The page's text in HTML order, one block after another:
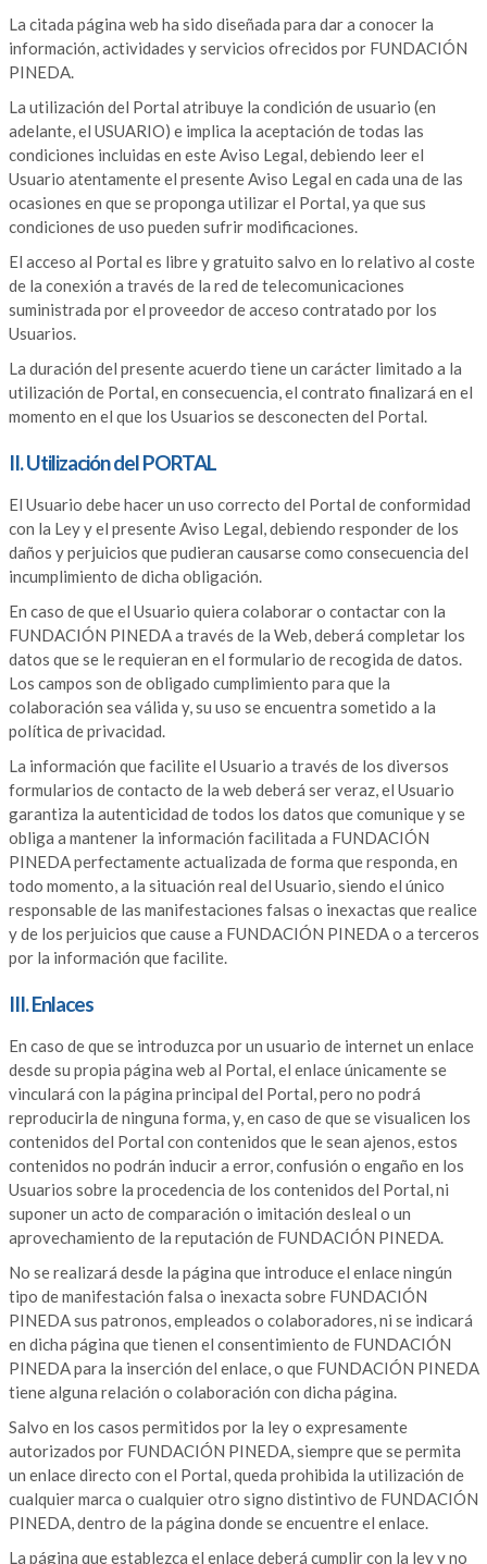
La citada página web ha sido diseñada para dar a conocer la
información, actividades y servicios ofrecidos por FUNDACIÓN
PINEDA.
La utilización del Portal atribuye la condición de usuario (en
adelante, el USUARIO) e implica la aceptación de todas las
condiciones incluidas en este Aviso Legal, debiendo leer el
Usuario atentamente el presente Aviso Legal en cada una de las
ocasiones en que se proponga utilizar el Portal, ya que sus
condiciones de uso pueden sufrir modificaciones.
El acceso al Portal es libre y gratuito salvo en lo relativo al coste
de la conexión a través de la red de telecomunicaciones
suministrada por el proveedor de acceso contratado por los
Usuarios.
La duración del presente acuerdo tiene un carácter limitado a la
utilización de Portal, en consecuencia, el contrato finalizará en el
momento en el que los Usuarios se desconecten del Portal.
II. Utilización del PORTAL
El Usuario debe hacer un uso correcto del Portal de conformidad
con la Ley y el presente Aviso Legal, debiendo responder de los
daños y perjuicios que pudieran causarse como consecuencia del
incumplimiento de dicha obligación.
En caso de que el Usuario quiera colaborar o contactar con la
FUNDACIÓN PINEDA a través de la Web, deberá completar los
datos que se le requieran en el formulario de recogida de datos.
Los campos son de obligado cumplimiento para que la
colaboración sea válida y, su uso se encuentra sometido a la
política de privacidad.
La información que facilite el Usuario a través de los diversos
formularios de contacto de la web deberá ser veraz, el Usuario
garantiza la autenticidad de todos los datos que comunique y se
obliga a mantener la información facilitada a FUNDACIÓN
PINEDA perfectamente actualizada de forma que responda, en
todo momento, a la situación real del Usuario, siendo el único
responsable de las manifestaciones falsas o inexactas que realice
y de los perjuicios que cause a FUNDACIÓN PINEDA o a terceros
por la información que facilite.
III. Enlaces
En caso de que se introduzca por un usuario de internet un enlace
desde su propia página web al Portal, el enlace únicamente se
vinculará con la página principal del Portal, pero no podrá
reproducirla de ninguna forma, y, en caso de que se visualicen los
contenidos del Portal con contenidos que le sean ajenos, estos
contenidos no podrán inducir a error, confusión o engaño en los
Usuarios sobre la procedencia de los contenidos del Portal, ni
suponer un acto de comparación o imitación desleal o un
aprovechamiento de la reputación de FUNDACIÓN PINEDA.
No se realizará desde la página que introduce el enlace ningún
tipo de manifestación falsa o inexacta sobre FUNDACIÓN
PINEDA sus patronos, empleados o colaboradores, ni se indicará
en dicha página que tienen el consentimiento de FUNDACIÓN
PINEDA para la inserción del enlace, o que FUNDACIÓN PINEDA
tiene alguna relación o colaboración con dicha página.
Salvo en los casos permitidos por la ley o expresamente
autorizados por FUNDACIÓN PINEDA, siempre que se permita
un enlace directo con el Portal, queda prohibida la utilización de
cualquier marca o cualquier otro signo distintivo de FUNDACIÓN
PINEDA, dentro de la página donde se encuentre el enlace.
La página que establezca el enlace deberá cumplir con la ley y no